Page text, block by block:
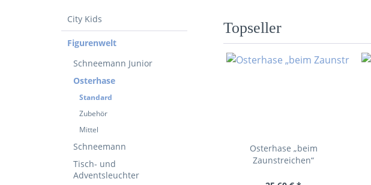
City Kids
Figurenwelt
Schneemann Junior
Osterhase
Standard
Zubehör
Mittel
Schneemann
Tisch- und
Adventsleuchter
Topseller
Osterhase „beim
Zaunstreichen“